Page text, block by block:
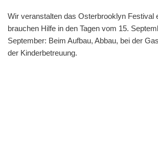
Wir veranstalten das Osterbrooklyn Festival
brauchen Hilfe in den Tagen vom 15.
September: Beim Aufbau, Abbau, bei der
der Kinderbetreuung.